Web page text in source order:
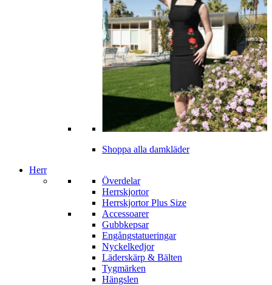
Shoppa alla damkläder
Herr
Överdelar
Herrskjortor
Herrskjortor Plus Size
Accessoarer
Gubbkepsar
Engångstatueringar
Nyckelkedjor
Läderskärp & Bälten
Tygmärken
Hängslen